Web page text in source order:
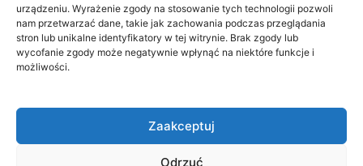
urządzeniu. Wyrażenie zgody na stosowanie tych technologii pozwoli
nam przetwarzać dane, takie jak zachowania podczas przeglądania
stron lub unikalne identyfikatory w tej witrynie. Brak zgody lub
wycofanie zgody może negatywnie wpłynąć na niektóre funkcje i
możliwości.
Zaakceptuj
Odrzuć
51-354 Wrocław
F
o
o
k
-
I
g
r
a
m
Y
b
e